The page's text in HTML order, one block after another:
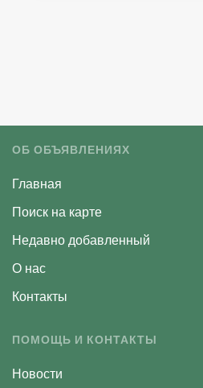
ОБ ОБЪЯВЛЕНИЯХ
Главная
Поиск на карте
Недавно добавленный
О нас
Контакты
ПОМОЩЬ И КОНТАКТЫ
Новости